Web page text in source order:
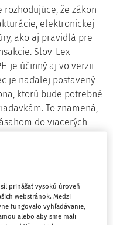
že zákon
elektronickej
ako aj pravidlá pre
Slov-Lex
je účinný aj vo verzii
je naďalej postavený
ktorú bude potrebné
To znamená,
do viacerých
obchodom
dotkne oblasti
údajov
prinášať vysokú úroveň
webstránok. Medzi
fungovalo vyhľadávanie,
alebo aby sme mali